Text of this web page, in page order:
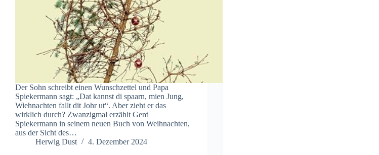
Der Sohn schreibt einen Wunschzettel und Papa
Spiekermann sagt: „Dat kannst di spaarn, mien Jung,
Wiehnachten fallt dit Johr ut“. Aber zieht er das
wirklich durch? Zwanzigmal erzählt Gerd
Spiekermann in seinem neuen Buch von Weihnachten,
aus der Sicht des…
Herwig Dust
4. Dezember 2024